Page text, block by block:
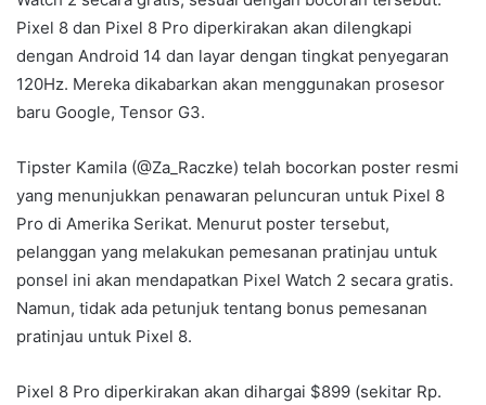
Pixel 8 dan Pixel 8 Pro diperkirakan akan dilengkapi
dengan Android 14 dan layar dengan tingkat penyegaran
120Hz. Mereka dikabarkan akan menggunakan prosesor
baru Google, Tensor G3.
Tipster Kamila (@Za_Raczke) telah bocorkan poster resmi
yang menunjukkan penawaran peluncuran untuk Pixel 8
Pro di Amerika Serikat. Menurut poster tersebut,
pelanggan yang melakukan pemesanan pratinjau untuk
ponsel ini akan mendapatkan Pixel Watch 2 secara gratis.
Namun, tidak ada petunjuk tentang bonus pemesanan
pratinjau untuk Pixel 8.
Pixel 8 Pro diperkirakan akan dihargai $899 (sekitar Rp.